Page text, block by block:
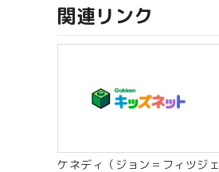
関連リンク
ケネディ（ジョン＝フィツジェ